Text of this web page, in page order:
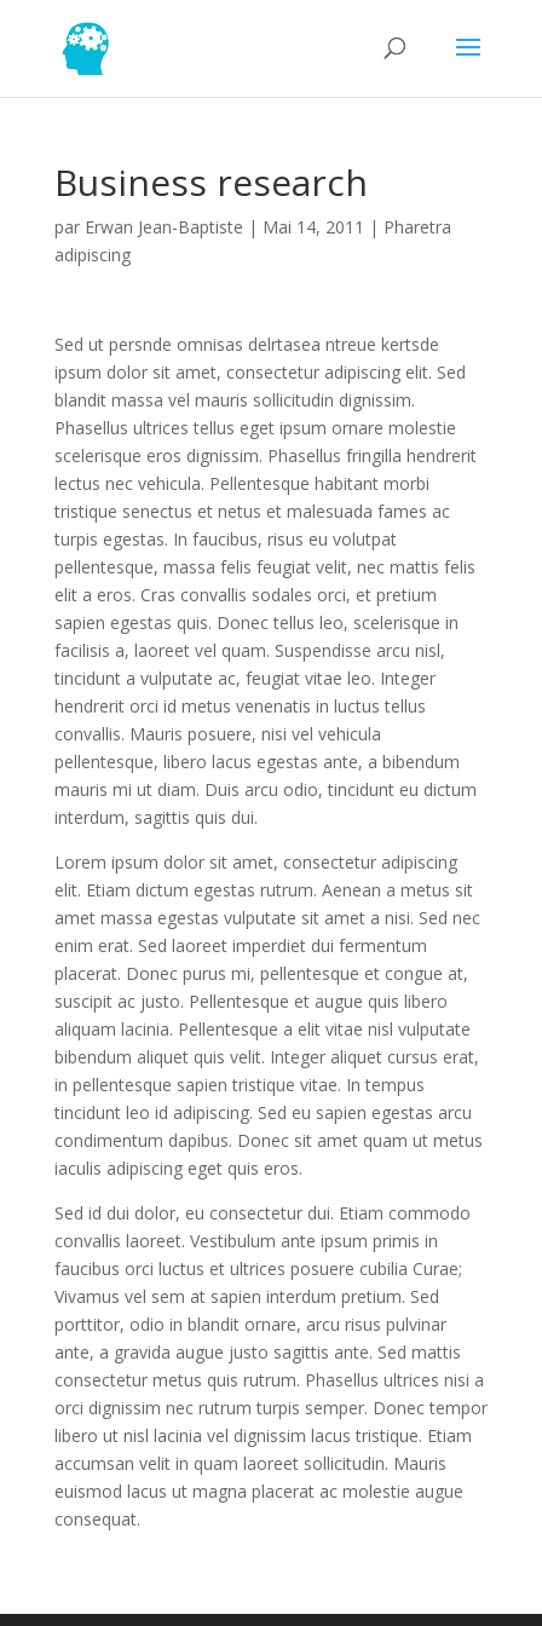
Business research
par Erwan Jean-Baptiste | Mai 14, 2011 | Pharetra
adipiscing
Sed ut persnde omnisas delrtasea ntreue kertsde
ipsum dolor sit amet, consectetur adipiscing elit. Sed
blandit massa vel mauris sollicitudin dignissim.
Phasellus ultrices tellus eget ipsum ornare molestie
scelerisque eros dignissim. Phasellus fringilla hendrerit
lectus nec vehicula. Pellentesque habitant morbi
tristique senectus et netus et malesuada fames ac
turpis egestas. In faucibus, risus eu volutpat
pellentesque, massa felis feugiat velit, nec mattis felis
elit a eros. Cras convallis sodales orci, et pretium
sapien egestas quis. Donec tellus leo, scelerisque in
facilisis a, laoreet vel quam. Suspendisse arcu nisl,
tincidunt a vulputate ac, feugiat vitae leo. Integer
hendrerit orci id metus venenatis in luctus tellus
convallis. Mauris posuere, nisi vel vehicula
pellentesque, libero lacus egestas ante, a bibendum
mauris mi ut diam. Duis arcu odio, tincidunt eu dictum
interdum, sagittis quis dui.
Lorem ipsum dolor sit amet, consectetur adipiscing
elit. Etiam dictum egestas rutrum. Aenean a metus sit
amet massa egestas vulputate sit amet a nisi. Sed nec
enim erat. Sed laoreet imperdiet dui fermentum
placerat. Donec purus mi, pellentesque et congue at,
suscipit ac justo. Pellentesque et augue quis libero
aliquam lacinia. Pellentesque a elit vitae nisl vulputate
bibendum aliquet quis velit. Integer aliquet cursus erat,
in pellentesque sapien tristique vitae. In tempus
tincidunt leo id adipiscing. Sed eu sapien egestas arcu
condimentum dapibus. Donec sit amet quam ut metus
iaculis adipiscing eget quis eros.
Sed id dui dolor, eu consectetur dui. Etiam commodo
convallis laoreet. Vestibulum ante ipsum primis in
faucibus orci luctus et ultrices posuere cubilia Curae;
Vivamus vel sem at sapien interdum pretium. Sed
porttitor, odio in blandit ornare, arcu risus pulvinar
ante, a gravida augue justo sagittis ante. Sed mattis
consectetur metus quis rutrum. Phasellus ultrices nisi a
orci dignissim nec rutrum turpis semper. Donec tempor
libero ut nisl lacinia vel dignissim lacus tristique. Etiam
accumsan velit in quam laoreet sollicitudin. Mauris
euismod lacus ut magna placerat ac molestie augue
consequat.